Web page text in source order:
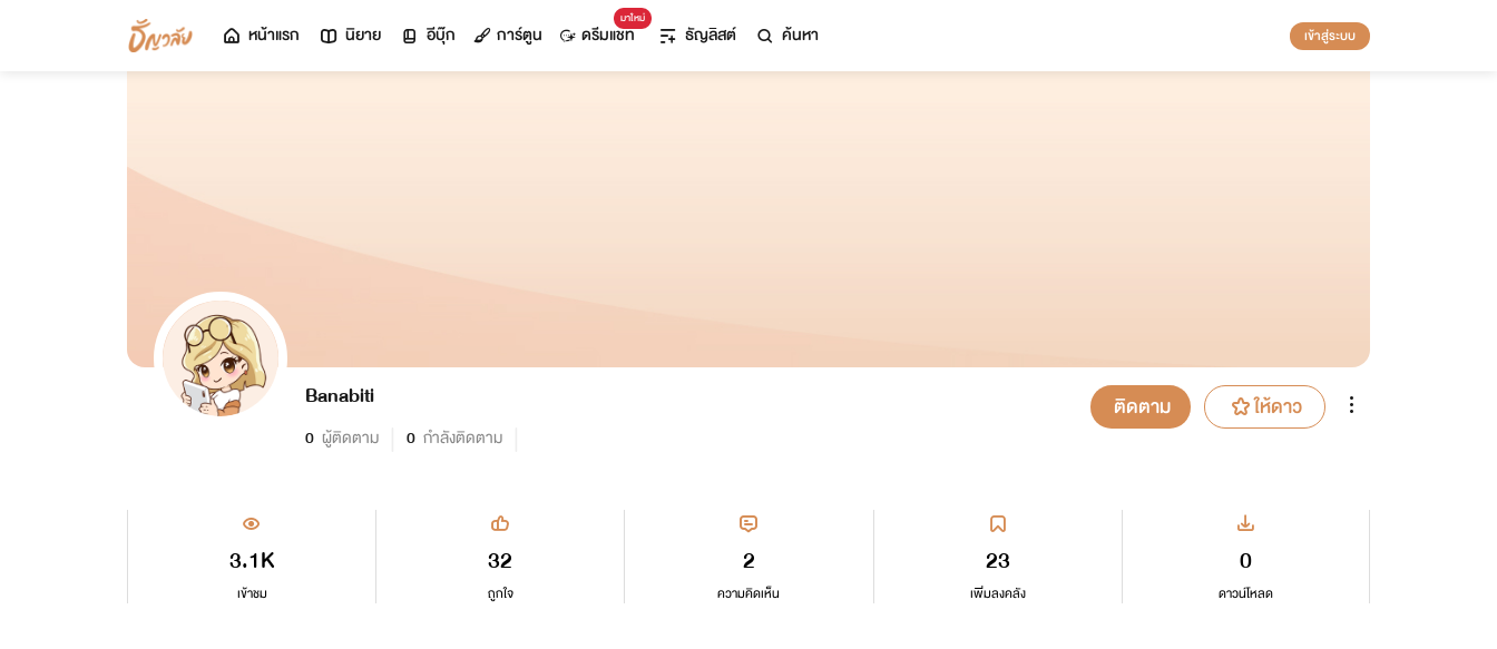
หน้าแรก นิยาย อีบุ๊ก การ์ตูน
มาใหม่
ดรีมแชท ธัญลิสต์ ค้นหา เข้าสู่ระบบ
Banabiti
0 ผู้ติดตาม 0 กำลังติดตาม
ติดตาม ให้ดาว
3.1K
เข้าชม
23
เพิ่มลงคลัง
32
ถูกใจ
0
ดาวน์โหลด
2
ความคิดเห็น